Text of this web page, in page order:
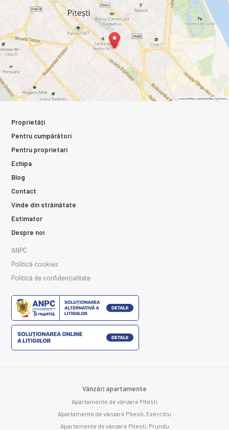
Proprietăți
Pentru cumpărători
Pentru proprietari
Echipa
Blog
Contact
Vinde din străinătate
Estimator
Despre noi
ANPC
Politică cookies
Politică de confidențialitate
Vânzări apartamente
Apartamente de vânzare Pitesti
Apartamente de vânzare Pitesti, Exercitiu
Apartamente de vânzare Pitesti, Prundu